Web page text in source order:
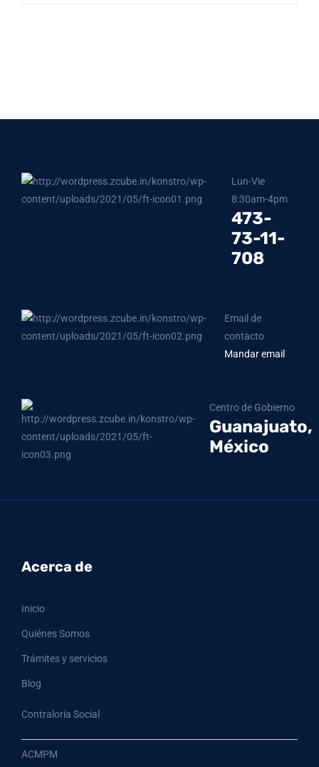
Lun-Vie
8:30am-4pm
473-
73-11-
708
Email de
contacto
Mandar email
Centro de Gobierno
Guanajuato,
México
Acerca de
Inicio
Quiénes Somos
Trámites y servicios
Blog
Contraloría Social
ACMPM